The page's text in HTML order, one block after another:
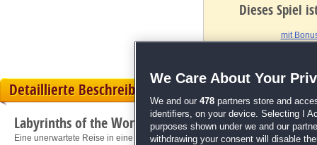
Dieses Spiel
mit
Detaillierte Beschreibung
Labyrinths of the World: Die wilde Seite
Eine unerwartete Reise in eine unglaubliche Welt!
We Care About Your
We and our 478 partners store and
identifiers, on your device. Selecting I
purposes shown under we and our
withdrawing your consent will disable